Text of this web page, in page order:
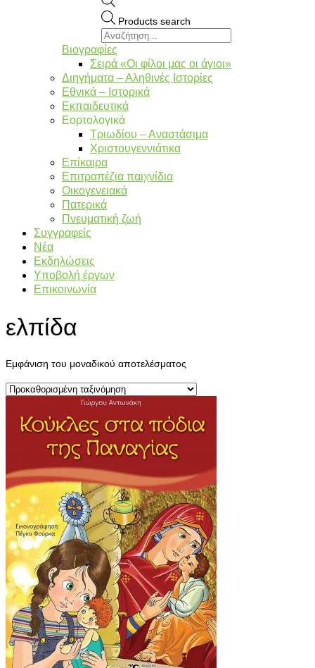
Products search
Βιογραφίες
Σειρά «Οι φίλοι μας οι άγιοι»
Διηγήματα – Αληθινές Ιστορίες
Εθνικά – Ιστορικά
Εκπαιδευτικά
Εορτολογικά
Τριωδίου – Αναστάσιμα
Χριστουγεννιάτικα
Επίκαιρα
Επιτραπέζια παιχνίδια
Οικογενειακά
Πατερικά
Πνευματική ζωή
Συγγραφείς
Νέα
Εκδηλώσεις
Υποβολή έργων
Επικοινωνία
ελπίδα
Εμφάνιση του μοναδικού αποτελέσματος